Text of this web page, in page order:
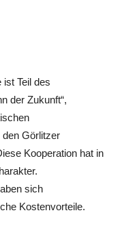
Teil des
der Zukunft“,
Görlitzer
Kooperation hat in
sich
Kostenvorteile.